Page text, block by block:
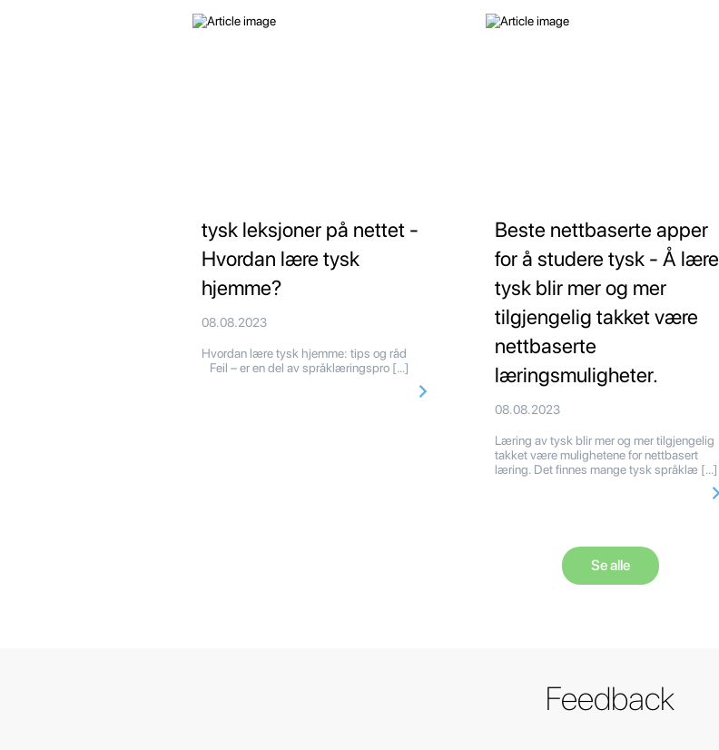
tysk leksjoner på nettet -
Hvordan lære tysk
hjemme?
08.08.2023
Hvordan lære tysk hjemme: tips og råd
Feil – er en del av språklæringspro […]
Beste nettbaserte apper
for å studere tysk - Å lære
tysk blir mer og mer
tilgjengelig takket være
nettbaserte
læringsmuligheter.
08.08.2023
Læring av tysk blir mer og mer tilgjengelig
takket være mulighetene for nettbasert
læring. Det finnes mange tysk språklæ […]
Se alle
Feedback